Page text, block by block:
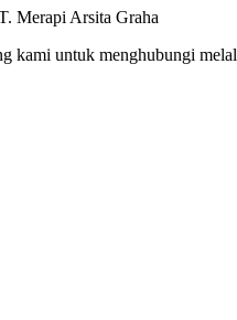
Merapi Arsita Graha
kami untuk menghubungi